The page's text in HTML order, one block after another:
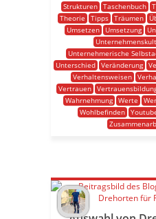
Strukturen
Taschenbuch
Theorie
Tipps Träumen
Umsetzen
Umsetzung
Unternehmerische
Unterschied
Veränderung
Verhaltensweisen
Vertrauen
Wahrnehmung
Werte
Wohlbefinden